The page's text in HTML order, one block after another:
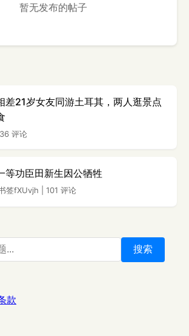
暂无发布的帖子
差21岁女友同游土耳其，两人逛景点
评论
等功臣田新生因公牺牲
签fXUvjh 101 评论
搜索
款